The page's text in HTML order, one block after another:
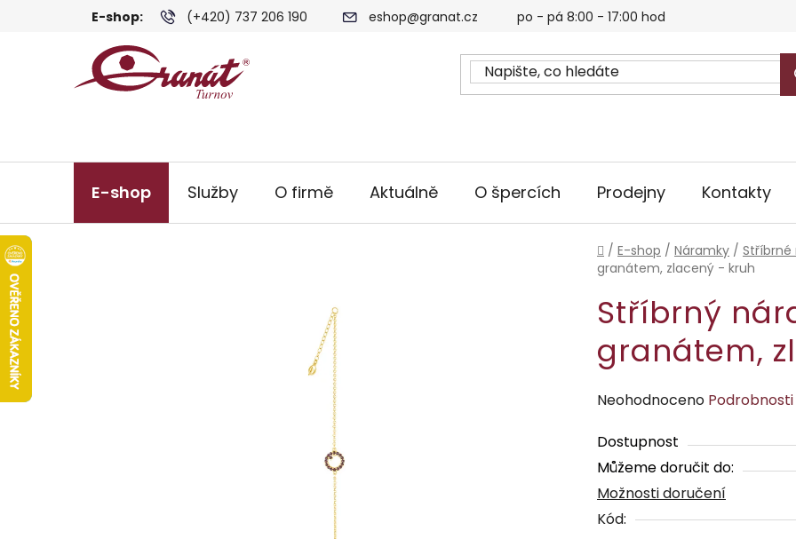
E-shop: (+420) 737 206 190 eshop@granat.cz po - pá 8:00 - 17:00 hod
E-shop Služby O firmě Aktuálně O špercích Prodejny Kontakty
Domů
/ E-shop / Náramky / Stříbrné
granátem, zlacený - kruh
Stříbrný
granátem,
Průměrné
produktu
je
0,0
z
Neohodnoceno
Dostupnost
Můžeme doručit do:
Možnosti doručení
Kód: